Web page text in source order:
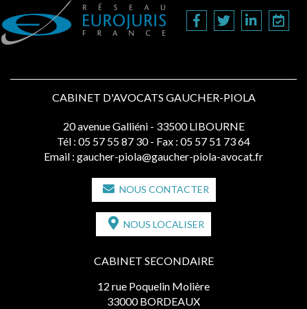
CABINET D'AVOCATS GAUCHER-PIOLA
20 avenue Galliéni - 33500 LIBOURNE
Tél : 05 57 55 87 30 - Fax : 05 57 51 73 64
Email : gaucher-piola@gaucher-piola-avocat.fr
NOUS CONTACTER
NOUS LOCALISER
CABINET SECONDAIRE
12 rue Poquelin Molière
33000 BORDEAUX